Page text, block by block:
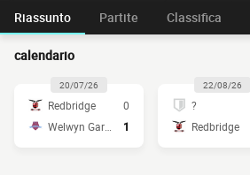
Riassunto Partite Classifica
calendario
20/07/26
Redbridge
0
1
22/08/26
?
Redbridge